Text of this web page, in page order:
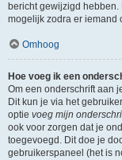
bericht gewijzigd
mogelijk zodra er iemand
Omhoog
Hoe voeg ik een
Om een onderschrift aan
Dit kun je via het
optie voeg mijn
ook voor zorgen dat je
toegevoegd. Dit doe je
gebruikerspaneel (het is